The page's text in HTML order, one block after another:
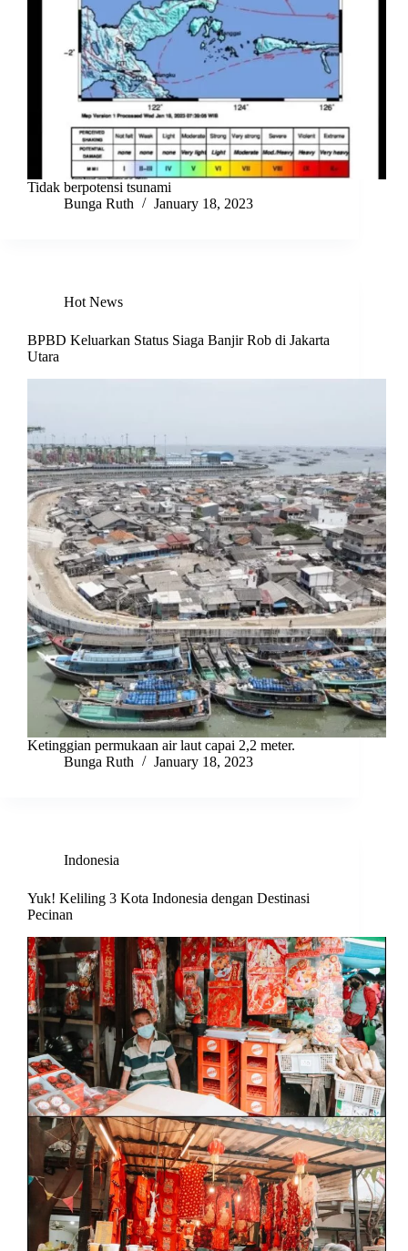
Tidak berpotensi tsunami
Bunga Ruth
January 18, 2023
Hot News
BPBD Keluarkan Status Siaga Banjir Rob di Jakarta
Utara
Ketinggian permukaan air laut capai 2,2 meter.
Bunga Ruth
January 18, 2023
Indonesia
Yuk! Keliling 3 Kota Indonesia dengan Destinasi
Pecinan